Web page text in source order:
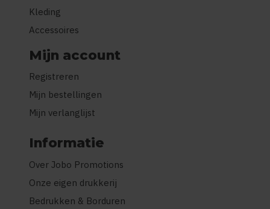
Kleding
Accessoires
Mijn account
Registreren
Mijn bestellingen
Mijn verlanglijst
Informatie
Over Jobo Promotions
Onze eigen drukkerij
Bedrukken & Borduren